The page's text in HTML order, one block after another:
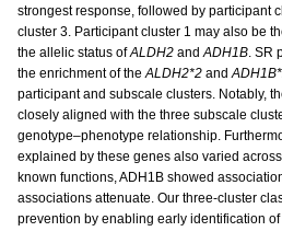
strongest response, followed by participant
cluster 3. Participant cluster 1 may also be
the allelic status ofALDH2 andADH1B. SR
the enrichment of theALDH2*2 and
participant and subscale clusters. Notably,
closely aligned with the three subscale
genotype–phenotype relationship.
explained by these genes also varied
known functions, ADH1B showed
associations attenuate. Our three-cluster
prevention by enabling early identification